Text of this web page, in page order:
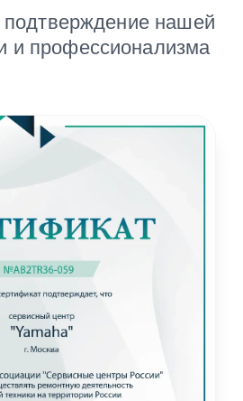
нашей
и профессионализма